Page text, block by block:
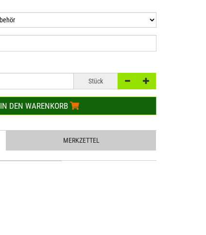
Stück
IN DEN WARENKORB
MERKZETTEL